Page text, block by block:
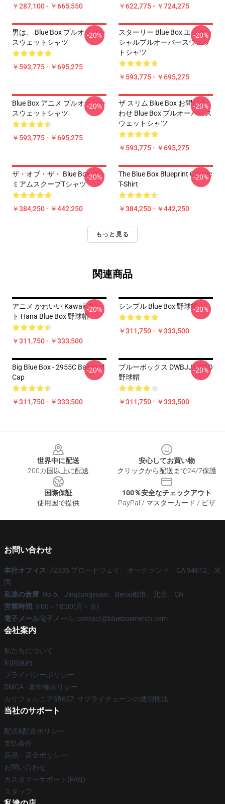
￥287,100 - ￥665,550 ￥622,775 - ￥724,275
男は、 Blue Box プルオーバー
スウェットシャツ
￥593,775 - ￥695,275
-20%
スターリー Blue Box エッセン
シャルプルオーバースウェッ
トシャツ
￥593,775 - ￥695,275
-20%
Blue Box アニメ プルオーバー
スウェットシャツ
￥593,775 - ￥695,275
-20%
ザ スリム Blue Box お問い合
わせ Blue Box プルオーバース
ウェットシャツ
￥593,775 - ￥695,275
-20%
ザ・オブ・ザ・ Blue Box プレ
ミアムスクープTシャツ
￥384,250 - ￥442,250
-20%
The Blue Box Blueprint Classic
T-Shirt
￥384,250 - ￥442,250
-20%
もっと見る
関連商品
アニメ かわいい Kawaii アー
ト Hana Blue Box 野球帽
￥311,750 - ￥333,500
-20% シンプル Blue Box 野球帽
￥311,750 - ￥333,500
-20%
Big Blue Box - 2955C Baseball
Cap
￥311,750 - ￥333,500
-20%
ブルーボックス DWBJJ LOGO
野球帽
￥311,750 - ￥333,500
-20%
世界中に配送
200カ国以上に配送
安心してお買い物
クリックから配送まで24/7保護
国際保証
使用国で提供
100％安全なチェックアウト
PayPal / マスターカード / ビザ
お問い合わせ
本社オフィス: 72335 ブロードウェイ、オークランド、CA 94612、米
国
私達の倉庫: No.6、Jingtongyuan、Benxi都市、北京、CN
営業時間: 9:00～18:00(月～金)
電子メール電子メール: contact@blueboxmerch.com
会社案内
私たちについて
利用規約
プライバシーポリシー
DMCA - 著作権ポリシー
カリフォルニアSB657: サプライチェーンの透明性法
当社のサポート
配送&配送ポリシー
支払条件
返品・返金ポリシー
お問い合わせ
カスタマーサポート(FAQ)
スタッフ